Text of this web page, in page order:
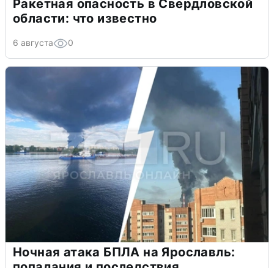
Ракетная опасность в Свердловской
области: что известно
6 августа 0
Ночная атака БПЛА на Ярославль: